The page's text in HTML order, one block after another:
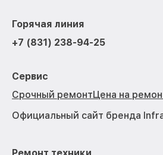
Горячая линия
+7 (831) 238-94-25
Сервис
Срочный ремонтЦена на
Официальный сайт бренда